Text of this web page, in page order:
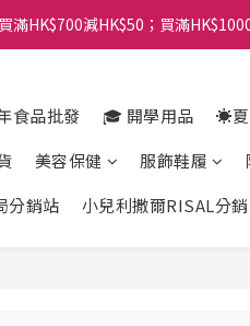
滿HK$700減HK$50；買滿
食品批發 🎓 開學用品 ☀️夏
美容保健 服飾鞋履
分銷站 小兒利撒爾RISAL分